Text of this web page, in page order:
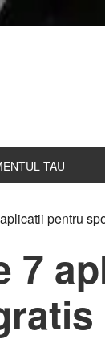
TAU
pentru
7